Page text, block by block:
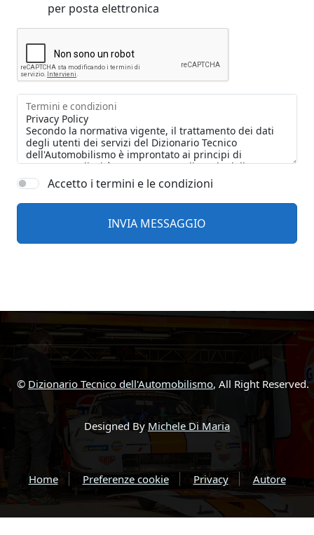
per posta elettronica
Termini e condizioni
Accetto i termini e le condizioni
© Dizionario Tecnico dell'Automobilismo, All Right Reserved.
Designed By Michele Di Maria
Home Preferenze cookie Privacy Autore